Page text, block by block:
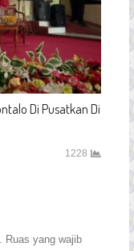
Di Pusatkan Di
1228
Ruas yang wajib